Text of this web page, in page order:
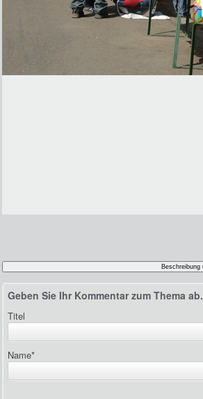
Geben Sie Ihr Kommentar zum Thema ab.
Titel
Name*